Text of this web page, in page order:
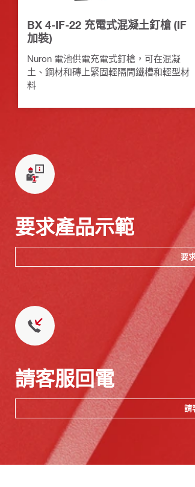
BX 4-IF-22 充電式混凝土釘槍 (IF
加裝)
Nuron 電池供電充電式釘槍，可在混凝
土、鋼材和磚上緊固輕隔間鐵槽和輕型材
料
要求產品示範
要
請客服回電
請